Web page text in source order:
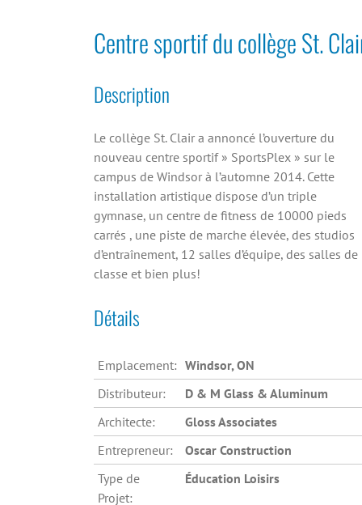
Centre sportif du collège St.
Description
Le collège St. Clair a annoncé l’ouverture du
nouveau centre sportif » SportsPlex » sur le
campus de Windsor à l’automne 2014. Cette
installation artistique dispose d’un triple
gymnase, un centre de fitness de 10000 pieds
carrés , une piste de marche élevée, des studios
d’entraînement, 12 salles d’équipe, des salles de
classe et bien plus!
Détails
Emplacement: Windsor, ON
Distributeur:
D & M Glass & Aluminum
Architecte:
Gloss Associates
Entrepreneur:
Oscar Construction
Type de
Projet:
Éducation Loisirs